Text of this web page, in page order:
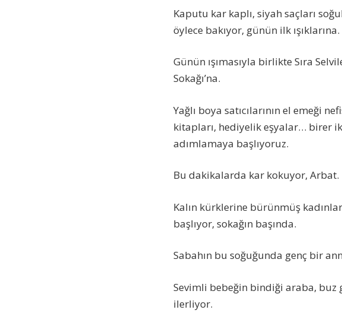
Kaputu kar kaplı, siyah saçları
öylece bakıyor, günün ilk ışıklarına.
Günün ışımasıyla birlikte Sıra
Sokağı’na.
Yağlı boya satıcılarının el emeği
kitapları, hediyelik eşyalar… birer
adımlamaya başlıyoruz.
Bu dakikalarda kar kokuyor, Arbat.
Kalın kürklerine bürünmüş
başlıyor, sokağın başında.
Sabahın bu soğuğunda genç bir
Sevimli bebeğin bindiği araba, buz
ilerliyor.